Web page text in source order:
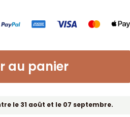
au panier
le 31 août et le 07 septembre.